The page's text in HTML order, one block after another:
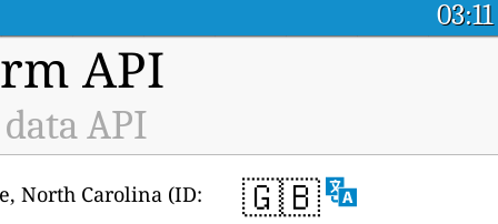
03:11
API
API
🇬🇧
North Carolina (ID: